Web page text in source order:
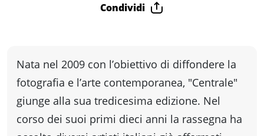
Cose
da
Condividi
Nata nel 2009 con l’obiettivo di diffondere la
fotografia e l’arte contemporanea, "Centrale"
giunge alla sua tredicesima edizione. Nel
corso dei suoi primi dieci anni la rassegna ha